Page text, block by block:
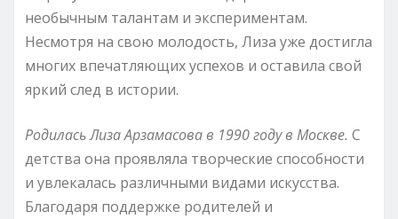
необычным талантам и экспериментам.
Несмотря на свою молодость, Лиза уже достигла
многих впечатляющих успехов и оставила свой
яркий след в истории.
Родилась Лиза Арзамасова в 1990 году в Москве. С
детства она проявляла творческие способности
и увлекалась различными видами искусства.
Благодаря поддержке родителей и